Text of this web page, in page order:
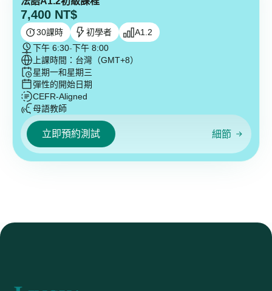
7,400 NT$
30課時 初學者
A1.2
下午 6:30-下午 8:00
上課時間：台灣（GMT+8）
星期一和星期三
彈性的開始日期
CEFR-Aligned
母語教師
立即預約測試 細節